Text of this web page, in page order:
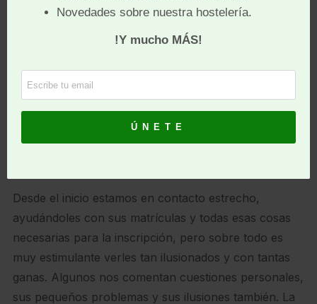
reacciones ante el anuncio de la
creación del máster?
Ha sido increíble la respuesta. Tenemos alumnos de
México, de Argentina, de Colombia, de Portugal, de
España… alguno incluso inmersos en concursos
internacionales de cocina, y algún personaje
Desde el inicio estamos en contacto estrecho,
ayudándoles con sus matrículas y todas esas cosas
necesarias para la inscripción, pero sobre todo es
muy estimulante verles tan ilusionados y con tantas
ganas. Algunos nos comentan cuestiones personales,
sus pequeños problemas y sus ilusiones también. La